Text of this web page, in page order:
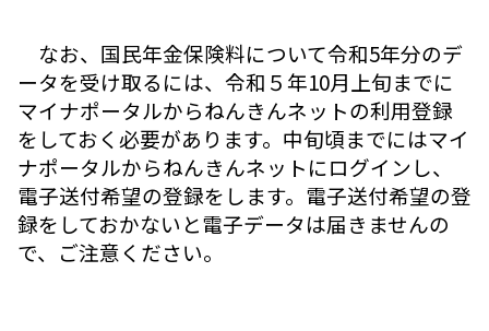
なお、国民年金保険料について令和5年分のデ
ータを受け取るには、令和５年10月上旬までに
マイナポータルからねんきんネットの利用登録
をしておく必要があります。中旬頃までにはマイ
ナポータルからねんきんネットにログインし、
電子送付希望の登録をします。電子送付希望の登
録をしておかないと電子データは届きませんの
で、ご注意ください。